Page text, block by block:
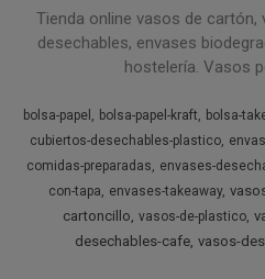
Tienda online vasos de
desechables, envases
hostelería. Vasos
bolsa-papel bolsa-papel-kraft bolsa-
cubiertos-desechables-plastico
comidas-preparadas
envases-
con-tapa
envases-takeaway
cartoncillo vasos-de-plastico
desechables-cafe vasos-